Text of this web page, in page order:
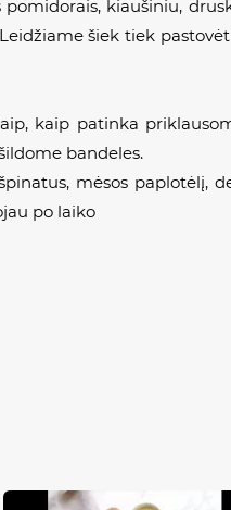
kiaušiniu,
šiek tiek
kaip patinka
bandeles.
mėsos paplotėlį,
po laiko